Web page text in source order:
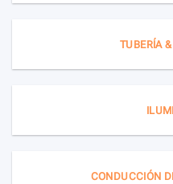
TUBERÍA
CONDUCCIÓN